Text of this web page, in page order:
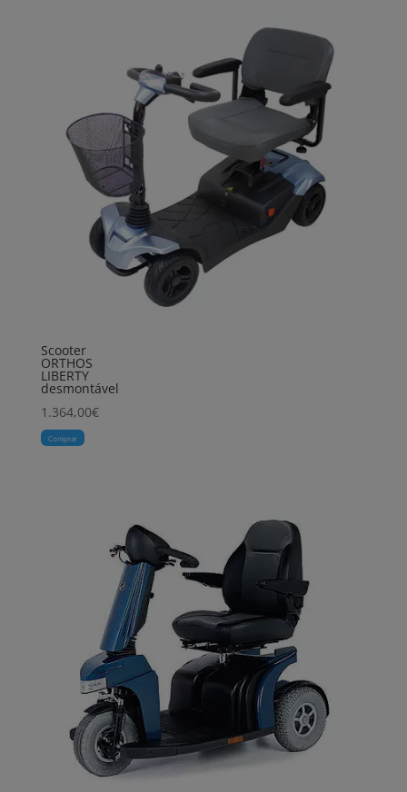
Scooter
ORTHOS
LIBERTY
desmontável
1.364,00€
Comprar